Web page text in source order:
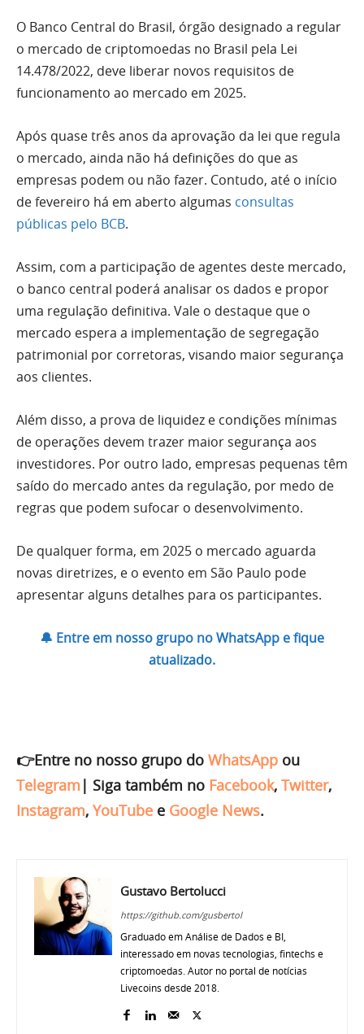
O Banco Central do Brasil, órgão designado a regular
o mercado de criptomoedas no Brasil pela Lei
14.478/2022, deve liberar novos requisitos de
funcionamento ao mercado em 2025.
Após quase três anos da aprovação da lei que regula
o mercado, ainda não há definições do que as
empresas podem ou não fazer. Contudo, até o início
de fevereiro há em aberto algumas consultas
públicas pelo BCB.
Assim, com a participação de agentes deste mercado,
o banco central poderá analisar os dados e propor
uma regulação definitiva. Vale o destaque que o
mercado espera a implementação de segregação
patrimonial por corretoras, visando maior segurança
aos clientes.
Além disso, a prova de liquidez e condições mínimas
de operações devem trazer maior segurança aos
investidores. Por outro lado, empresas pequenas têm
saído do mercado antes da regulação, por medo de
regras que podem sufocar o desenvolvimento.
De qualquer forma, em 2025 o mercado aguarda
novas diretrizes, e o evento em São Paulo pode
apresentar alguns detalhes para os participantes.
🔔 Entre em nosso grupo no WhatsApp e fique
atualizado.
👉Entre no nosso grupo do WhatsApp ou
Telegram | Siga também no Facebook, Twitter,
Instagram, YouTube e Google News.
Gustavo Bertolucci
https://github.com/gusbertol
Graduado em Análise de Dados e BI,
interessado em novas tecnologias, fintechs e
criptomoedas. Autor no portal de notícias
Livecoins desde 2018.